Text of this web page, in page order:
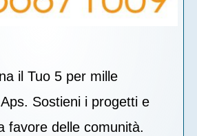
il Tuo 5 per mille
Sostieni i progetti e
favore delle comunità.